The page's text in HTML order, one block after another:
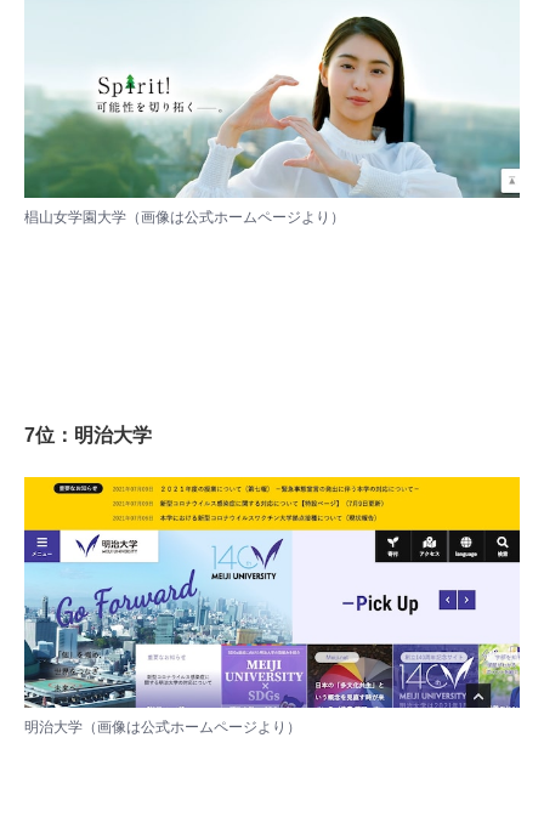
椙山女学園大学（画像は公式ホームページより）
7位：明治大学
明治大学（画像は公式ホームページより）